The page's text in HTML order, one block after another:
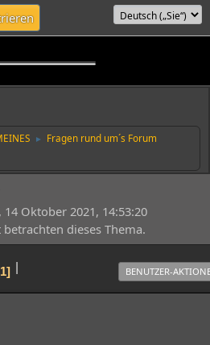
► Fragen rund um´s Forum
Oktober 2021, 14:53:20
dieses Thema.
|
1 BENUTZER-